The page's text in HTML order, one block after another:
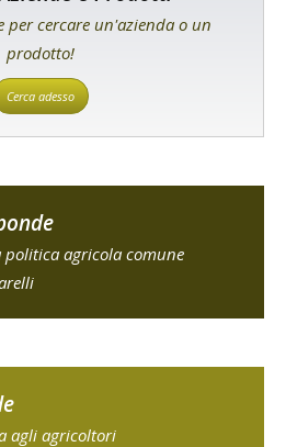
per cercare un'azienda o un
prodotto!
Cerca adesso
agricola comune
agli agricoltori